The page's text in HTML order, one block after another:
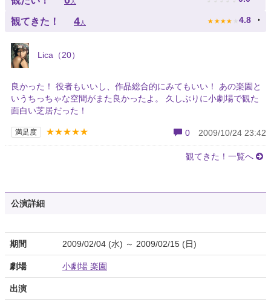
人
観てきた！ 4人 ★ ★ ★ ★ ★ 4.8
Lica（20）
良かった！ 役者もいいし、作品総合的にみてもいい！ あの楽園と
いうちっちゃな空間がまた良かったよ。 久しぶりに小劇場で観た
面白い芝居だった！
満足度 ★★★★★ 0 2009/10/24 23:42
観てきた！一覧へ
公演詳細
期間 2009/02/04 (水) ～ 2009/02/15 (日)
劇場 小劇場 楽園
出演